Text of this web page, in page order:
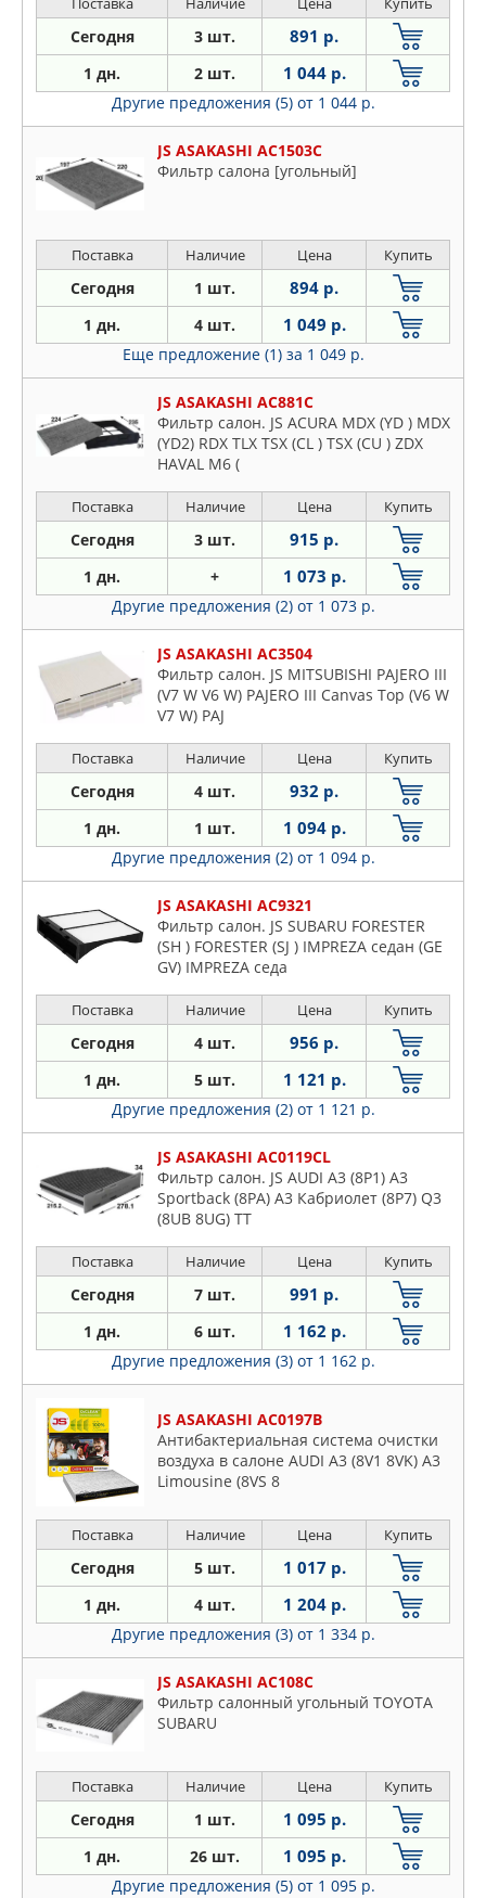
Сегодня 3 шт. 891 р.
1 дн. 2 шт. 1 044 р.
Другие предложения (5) от 1 044 р.
JS ASAKASHI AC1503C
Фильтр салона [угольный]
Поставка Наличие Цена Купить
Сегодня 1 шт. 894 р.
1 дн. 4 шт. 1 049 р.
Еще предложение (1) за 1 049 р.
JS ASAKASHI AC881C
Фильтр салон. JS ACURA MDX (YD ) MDX
(YD2) RDX TLX TSX (CL ) TSX (CU ) ZDX
HAVAL M6 (
Поставка Наличие Цена Купить
Сегодня 3 шт. 915 р.
1 дн. + 1 073 р.
Другие предложения (2) от 1 073 р.
JS ASAKASHI AC3504
Фильтр салон. JS MITSUBISHI PAJERO III
(V7 W V6 W) PAJERO III Canvas Top (V6 W
V7 W) PAJ
Поставка Наличие Цена Купить
Сегодня 4 шт. 932 р.
1 дн. 1 шт. 1 094 р.
Другие предложения (2) от 1 094 р.
JS ASAKASHI AC9321
Фильтр салон. JS SUBARU FORESTER
(SH ) FORESTER (SJ ) IMPREZA седан (GE
GV) IMPREZA седа
Поставка Наличие Цена Купить
Сегодня 4 шт. 956 р.
1 дн. 5 шт. 1 121 р.
Другие предложения (2) от 1 121 р.
JS ASAKASHI AC0119CL
Фильтр салон. JS AUDI A3 (8P1) A3
Sportback (8PA) A3 Кабриолет (8P7) Q3
(8UB 8UG) TT
Поставка Наличие Цена Купить
Сегодня 7 шт. 991 р.
1 дн. 6 шт. 1 162 р.
Другие предложения (3) от 1 162 р.
JS ASAKASHI AC0197B
Антибактериальная система очистки
воздуха в салоне AUDI A3 (8V1 8VK) A3
Limousine (8VS 8
Поставка Наличие Цена Купить
Сегодня 5 шт. 1 017 р.
1 дн. 4 шт. 1 204 р.
Другие предложения (3) от 1 334 р.
JS ASAKASHI AC108C
Фильтр салонный угольный TOYOTA
SUBARU
Поставка Наличие Цена Купить
Сегодня 1 шт. 1 095 р.
1 дн. 26 шт. 1 095 р.
Другие предложения (5) от 1 095 р.